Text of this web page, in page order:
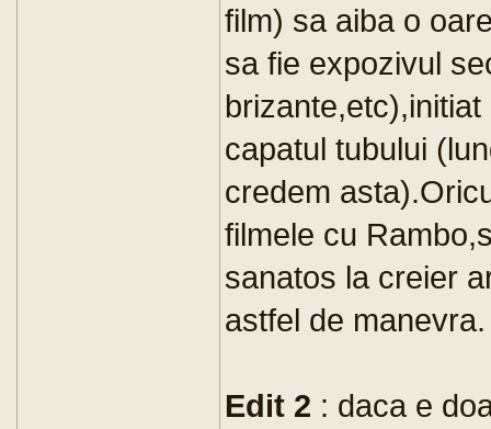
film) sa aiba o
sa fie expozivul
capatul tubului
credem
filmele cu
sanatos la creier
astfel de manevra.
Edit 2 : daca e